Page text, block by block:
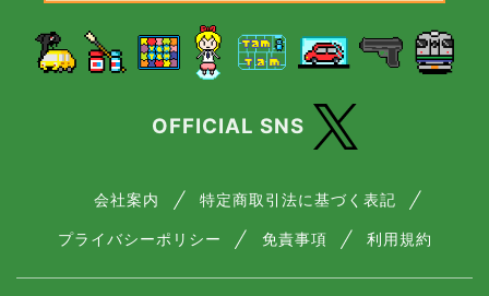
OFFICIAL SNS
会社案内 特定商取引法に基づく表記
プライバシーポリシー 免責事項 利用規約